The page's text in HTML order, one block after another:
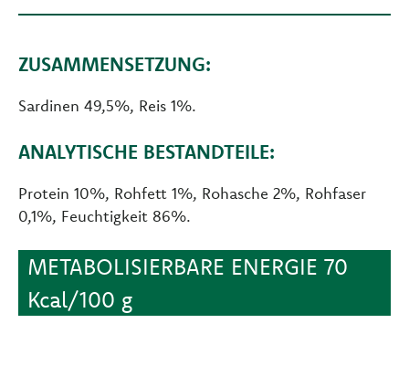
ZUSAMMENSETZUNG:
Sardinen 49,5%, Reis 1%.
ANALYTISCHE BESTANDTEILE:
Protein 10%, Rohfett 1%, Rohasche 2%, Rohfaser
0,1%, Feuchtigkeit 86%.
METABOLISIERBARE ENERGIE 70
Kcal/100 g